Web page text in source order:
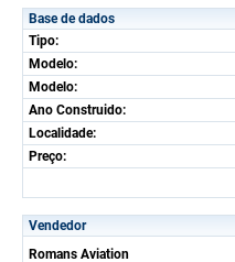
Base de dados
Tipo:
Modelo:
Modelo:
Ano Construido:
Localidade:
Preço:
Vendedor
Romans Aviation